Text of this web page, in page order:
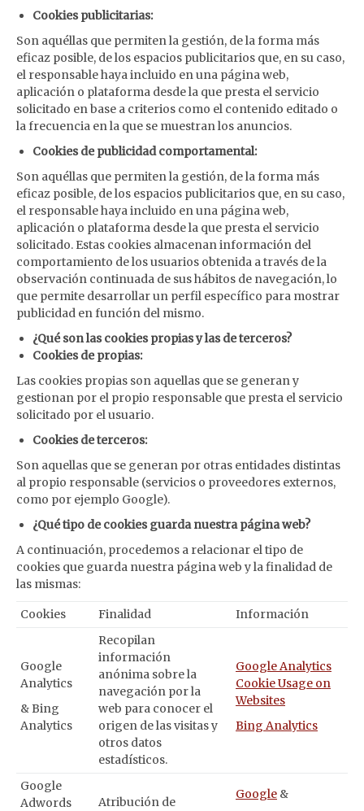
Cookies publicitarias:
Son aquéllas que permiten la gestión, de la forma más
eficaz posible, de los espacios publicitarios que, en su caso,
el responsable haya incluido en una página web,
aplicación o plataforma desde la que presta el servicio
solicitado en base a criterios como el contenido editado o
la frecuencia en la que se muestran los anuncios.
Cookies de publicidad comportamental:
Son aquéllas que permiten la gestión, de la forma más
eficaz posible, de los espacios publicitarios que, en su caso,
el responsable haya incluido en una página web,
aplicación o plataforma desde la que presta el servicio
solicitado. Estas cookies almacenan información del
comportamiento de los usuarios obtenida a través de la
observación continuada de sus hábitos de navegación, lo
que permite desarrollar un perfil específico para mostrar
publicidad en función del mismo.
¿Qué son las cookies propias y las de terceros?
Cookies de propias:
Las cookies propias son aquellas que se generan y
gestionan por el propio responsable que presta el servicio
solicitado por el usuario.
Cookies de terceros:
Son aquellas que se generan por otras entidades distintas
al propio responsable (servicios o proveedores externos,
como por ejemplo Google).
¿Qué tipo de cookies guarda nuestra página web?
A continuación, procedemos a relacionar el tipo de
cookies que guarda nuestra página web y la finalidad de
las mismas:
Cookies Finalidad Información
Google
Analytics
& Bing
Analytics
Recopilan
información
anónima sobre la
navegación por la
web para conocer el
origen de las visitas y
otros datos
estadísticos.
Google Analytics
Cookie Usage on
Websites
Bing Analytics
Google
Adwords
Atribución de
Google &